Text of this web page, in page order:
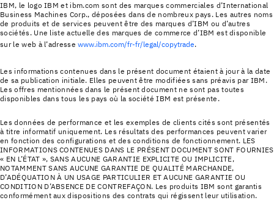
IBM, le logo IBM et ibm.com sont des marques commerciales d’International
Business Machines Corp., déposées dans de nombreux pays. Les autres noms
de produits et de services peuvent être des marques d’IBM ou d’autres
sociétés. Une liste actuelle des marques de commerce d’IBM est disponible
sur le web à l’adressewww.ibm.com/fr-fr/legal/copytrade.
Les informations contenues dans le présent document étaient à jour à la date
de sa publication initiale. Elles peuvent être modifiées sans préavis par IBM.
Les offres mentionnées dans le présent document ne sont pas toutes
disponibles dans tous les pays où la société IBM est présente.
Les données de performance et les exemples de clients cités sont présentés
à titre informatif uniquement. Les résultats des performances peuvent varier
en fonction des configurations et des conditions de fonctionnement. LES
INFORMATIONS CONTENUES DANS LE PRÉSENT DOCUMENT SONT FOURNIES
« EN L’ÉTAT », SANS AUCUNE GARANTIE EXPLICITE OU IMPLICITE,
NOTAMMENT SANS AUCUNE GARANTIE DE QUALITÉ MARCHANDE,
D’ADÉQUATION À UN USAGE PARTICULIER ET AUCUNE GARANTIE OU
CONDITION D’ABSENCE DE CONTREFAÇON. Les produits IBM sont garantis
conformément aux dispositions des contrats qui régissent leur utilisation.